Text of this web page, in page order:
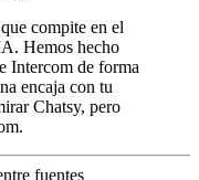
compite en el
Hemos hecho
Intercom de forma
encaja con tu
Chatsy, pero
fuentes